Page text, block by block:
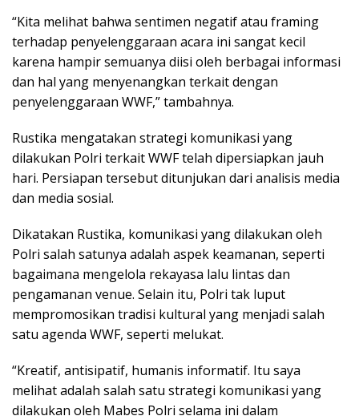
“Kita melihat bahwa sentimen negatif atau framing
terhadap penyelenggaraan acara ini sangat kecil
karena hampir semuanya diisi oleh berbagai informasi
dan hal yang menyenangkan terkait dengan
penyelenggaraan WWF,” tambahnya.
Rustika mengatakan strategi komunikasi yang
dilakukan Polri terkait WWF telah dipersiapkan jauh
hari. Persiapan tersebut ditunjukan dari analisis media
dan media sosial.
Dikatakan Rustika, komunikasi yang dilakukan oleh
Polri salah satunya adalah aspek keamanan, seperti
bagaimana mengelola rekayasa lalu lintas dan
pengamanan venue. Selain itu, Polri tak luput
mempromosikan tradisi kultural yang menjadi salah
satu agenda WWF, seperti melukat.
“Kreatif, antisipatif, humanis informatif. Itu saya
melihat adalah salah satu strategi komunikasi yang
dilakukan oleh Mabes Polri selama ini dalam